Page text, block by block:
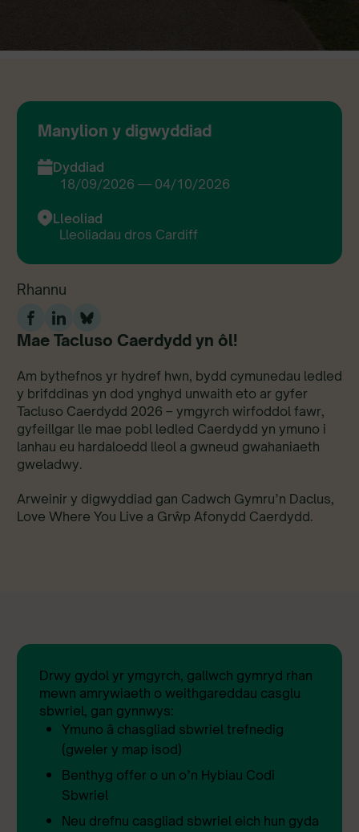
Mae Tacluso Caerdydd yn ôl!
Am bythefnos yr hydref hwn, bydd cymunedau ledled
y brifddinas yn dod ynghyd unwaith eto ar gyfer
Tacluso Caerdydd 2026 – ymgyrch wirfoddol fawr,
gyfeillgar lle mae pobl ledled Caerdydd yn ymuno i
lanhau eu hardaloedd lleol a gwneud gwahaniaeth
gweladwy.
Arweinir y digwyddiad gan Cadwch Gymru’n Daclus,
Love Where You Live a Grŵp Afonydd Caerdydd.
Manylion y digwyddiad
Dyddiad
18/09/2026 — 04/10/2026
Lleoliad
Lleoliadau dros Cardiff
Rhannu
Drwy gydol yr ymgyrch, gallwch gymryd rhan
mewn amrywiaeth o weithgareddau casglu
sbwriel, gan gynnwys:
Ymuno â chasgliad sbwriel trefnedig
(gweler y map isod)
Benthyg offer o un o’n Hybiau Codi
Sbwriel
Neu drefnu casgliad sbwriel eich hun gyda